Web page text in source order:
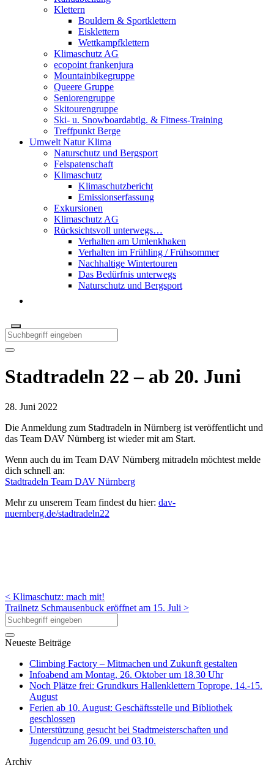
Klettern
Bouldern & Sportklettern
Eisklettern
Wettkampfklettern
Klimaschutz AG
ecopoint frankenjura
Mountainbikegruppe
Queere Gruppe
Seniorengruppe
Skitourengruppe
Ski- u. Snowboardabtlg. & Fitness-Training
Treffpunkt Berge
Umwelt Natur Klima
Naturschutz und Bergsport
Felspatenschaft
Klimaschutz
Klimaschutzbericht
Emissionserfassung
Exkursionen
Klimaschutz AG
Rücksichtsvoll unterwegs…
Verhalten am Umlenkhaken
Verhalten im Frühling / Frühsommer
Nachhaltige Wintertouren
Das Bedürfnis unterwegs
Naturschutz und Bergsport
Stadtradeln 22 – ab 20. Juni
28. Juni 2022
Die Anmeldung zum Stadtradeln in Nürnberg ist veröffentlicht und
das Team DAV Nürnberg ist wieder mit am Start.
Wenn auch du im Team DAV Nürnberg mitradeln möchtest melde
dich schnell an:
Stadtradeln Team DAV Nürnberg
Mehr zu unserem Team findest du hier: dav-
nuernberg.de/stadtradeln22
< Klimaschutz: mach mit!
Trailnetz Schmausenbuck eröffnet am 15. Juli >
Neueste Beiträge
Climbing Factory – Mitmachen und Zukunft gestalten
Infoabend am Montag, 26. Oktober um 18.30 Uhr
Noch Plätze frei: Grundkurs Hallenklettern Toprope, 14.-15.
August
Ferien ab 10. August: Geschäftsstelle und Bibliothek
geschlossen
Unterstützung gesucht bei Stadtmeisterschaften und
Jugendcup am 26.09. und 03.10.
Archiv